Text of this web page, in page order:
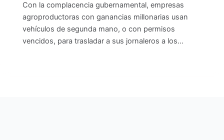
Con la complacencia gubernamental, empresas
agroproductoras con ganancias millonarias usan
vehículos de segunda mano, o con permisos
vencidos, para trasladar a sus jornaleros a los…